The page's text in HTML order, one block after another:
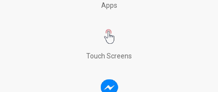
Apps
Touch Screens